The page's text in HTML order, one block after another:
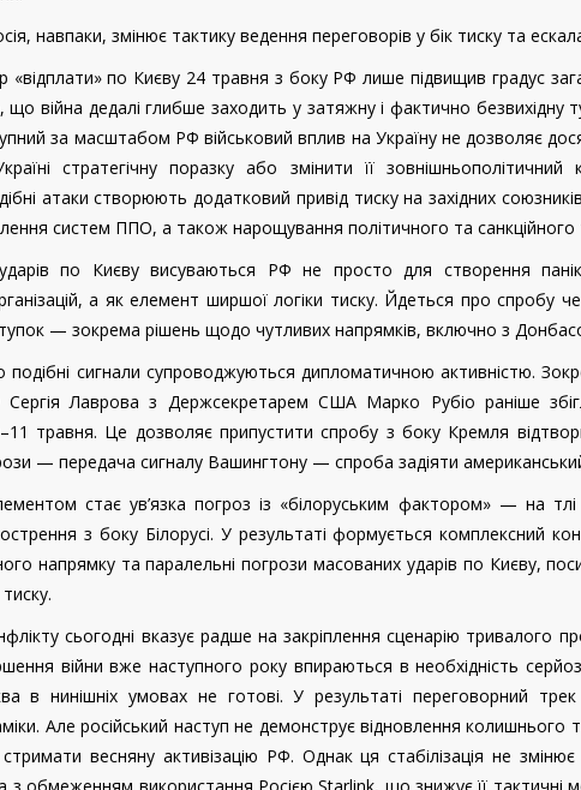
навпаки, змінює тактику ведення переговорів у бік тиску та
«відплати» по Києву 24 травня з боку РФ лише підвищив градус
війна дедалі глибше заходить у затяжну і фактично безвихідну
за масштабом РФ військовий вплив на Україну не дозволяє
стратегічну поразку або змінити її зовнішньополітичний
атаки створюють додатковий привід тиску на західних
систем ППО, а також нарощування політичного та санкційного
по Києву висуваються РФ не просто для створення
а як елемент ширшої логіки тиску. Йдеться про спробу
— зокрема рішень щодо чутливих напрямків, включно з
подібні сигнали супроводжуються дипломатичною активністю.
Лаврова з Держсекретарем США Марко Рубіо раніше
травня. Це дозволяє припустити спробу з боку Кремля
— передача сигналу Вашингтону — спроба задіяти
стає ув’язка погроз із «білоруським фактором» — на
з боку Білорусі. У результаті формується комплексний
напрямку та паралельні погрози масованих ударів по Києву,
сьогодні вказує радше на закріплення сценарію тривалого
війни вже наступного року впираються в необхідність
в нинішніх умовах не готові. У результаті переговорний
Але російський наступ не демонструє відновлення колишнього
весняну активізацію РФ. Однак ця стабілізація не